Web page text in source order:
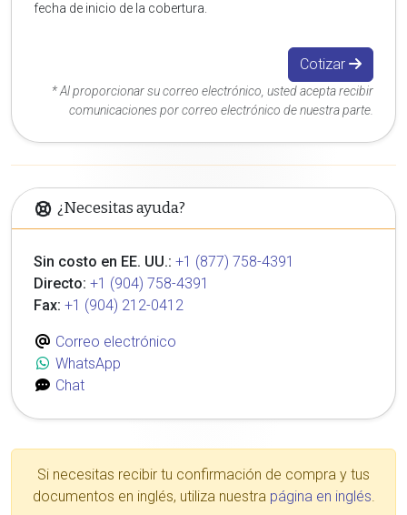
fecha de inicio de la cobertura.
Cotizar
* Al proporcionar su correo electrónico, usted acepta recibir
comunicaciones por correo electrónico de nuestra parte.
¿Necesitas ayuda?
Sin costo en EE. UU.: +1 (877) 758-4391
Directo: +1 (904) 758-4391
Fax: +1 (904) 212-0412
Correo electrónico
WhatsApp
Chat
Si necesitas recibir tu confirmación de compra y tus
documentos en inglés, utiliza nuestra página en inglés.